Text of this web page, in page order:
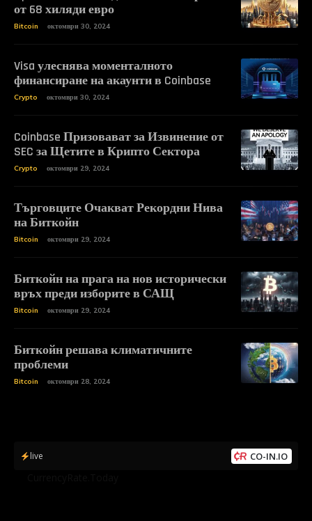
от 68 хиляди евро
Bitcoin октомври 30, 2024
Visa улеснява моменталното
финансиране на акаунти в Coinbase
Crypto октомври 30, 2024
Coinbase Призовават за Извинение от
SEC за Щетите в Крипто Сектора
Crypto октомври 29, 2024
Търговците Очакват Рекордни Нива
на Биткойн
Bitcoin октомври 29, 2024
Биткойн на прага на нов исторически
връх преди изборите в САЩ
Bitcoin октомври 29, 2024
Биткойн решава климатичните
проблеми
Bitcoin октомври 28, 2024
live CO-IN.IO